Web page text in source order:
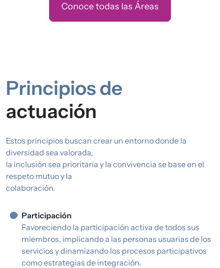
necesidades. El itinerario personalizado y el
acompañamiento en cada programa tienen el
Conoce todas las Áreas
Principios de
actuación
Estos principios buscan crear un entorno donde la
diversidad sea valorada,
la inclusión sea prioritaria y la convivencia se base en el
respeto mutuo y la
colaboración.
Participación
Favoreciendo la participación activa de todos sus
miembros, implicando a las personas usuarias de los
servicios y dinamizando los procesos participativos
como estrategias de integración.